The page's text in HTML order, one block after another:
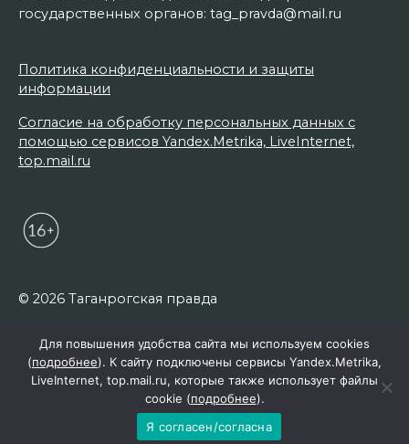
государственных органов: tag_pravda@mail.ru
Политика конфиденциальности и защиты
информации
Согласие на обработку персональных данных с
помощью сервисов Yandex.Metrika, LiveInternet,
top.mail.ru
© 2026 Таганрогская правда
Для повышения удобства сайта мы используем cookies
(подробнее). К сайту подключены сервисы Yandex.Metrika,
LiveInternet, top.mail.ru, которые также использует файлы
cookie (подробнее).
Я согласен/согласна